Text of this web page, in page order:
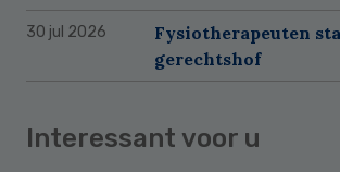
30 jul 2026
Fysiotherapeuten
gerechtshof
Interessant voor u